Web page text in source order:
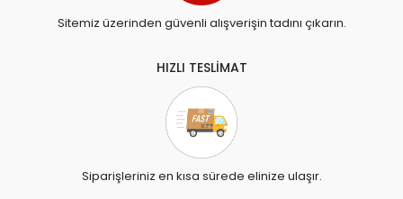
Sitemiz üzerinden güvenli alışverişin tadını çıkarın.
HIZLI TESLİMAT
Siparişleriniz en kısa sürede elinize ulaşır.